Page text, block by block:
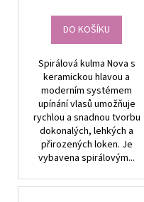
DO KOŠÍKU
Spirálová kulma Nova s
keramickou hlavou a
moderním systémem
upínání vlasů umožňuje
rychlou a snadnou tvorbu
dokonalých, lehkých a
přirozených loken. Je
vybavena spirálovým...